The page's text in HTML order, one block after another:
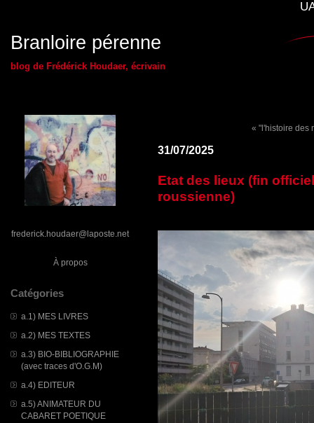
Branloire pérenne
blog de Frédérick Houdaer, écrivain
frederick.houdaer@laposte.net
À propos
Catégories
a.1) MES LIVRES
a.2) MES TEXTES
a.3) BIO-BIBLIOGRAPHIE
(avec traces d'O.G.M)
a.4) EDITEUR
a.5) ANIMATEUR DU
CABARET POETIQUE
« "l'histoire des
31/07/2025
Etat des lieux (fin
roussienne)